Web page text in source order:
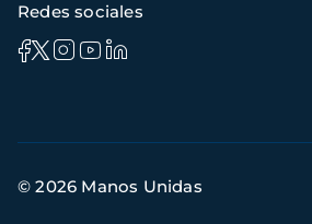
Redes sociales
de
© 2026 Manos Unidas